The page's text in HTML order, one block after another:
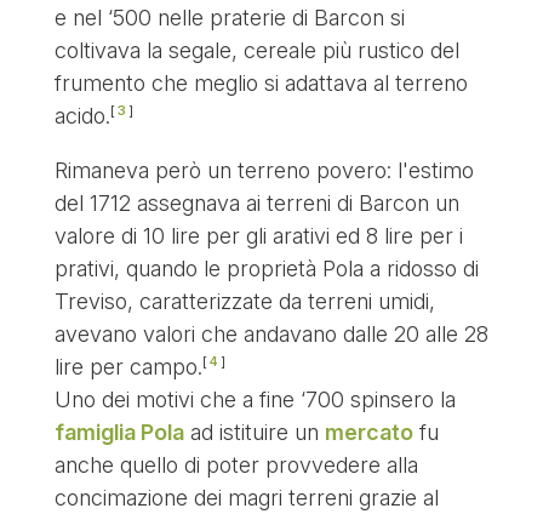
e nel ‘500 nelle praterie di Barcon si
coltivava la segale, cereale più rustico del
frumento che meglio si adattava al terreno
acido. 3
Rimaneva però un terreno povero: l'estimo
del 1712 assegnava ai terreni di Barcon un
valore di 10 lire per gli arativi ed 8 lire per i
prativi, quando le proprietà Pola a ridosso di
Treviso, caratterizzate da terreni umidi,
avevano valori che andavano dalle 20 alle 28
lire per campo. 4
Uno dei motivi che a fine ‘700 spinsero la
famiglia Polaad istituire un mercatofu
anche quello di poter provvedere alla
concimazione dei magri terreni grazie al